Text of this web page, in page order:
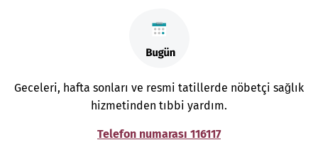
Geceleri, hafta sonları ve resmi tatillerde nöbetçi sağlık
hizmetinden tıbbi yardım.
Telefon numarası 116117